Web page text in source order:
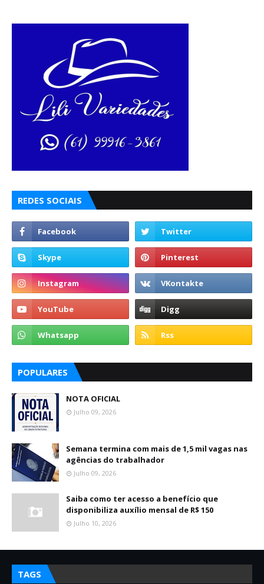
REDES SOCIAIS
POPULARES
NOTA OFICIAL
Julho 09, 2026
Semana termina com mais de 1,5 mil vagas nas
agências do trabalhador
Julho 09, 2026
Saiba como ter acesso a benefício que
disponibiliza auxílio mensal de R$ 150
Julho 10, 2026
TAGS